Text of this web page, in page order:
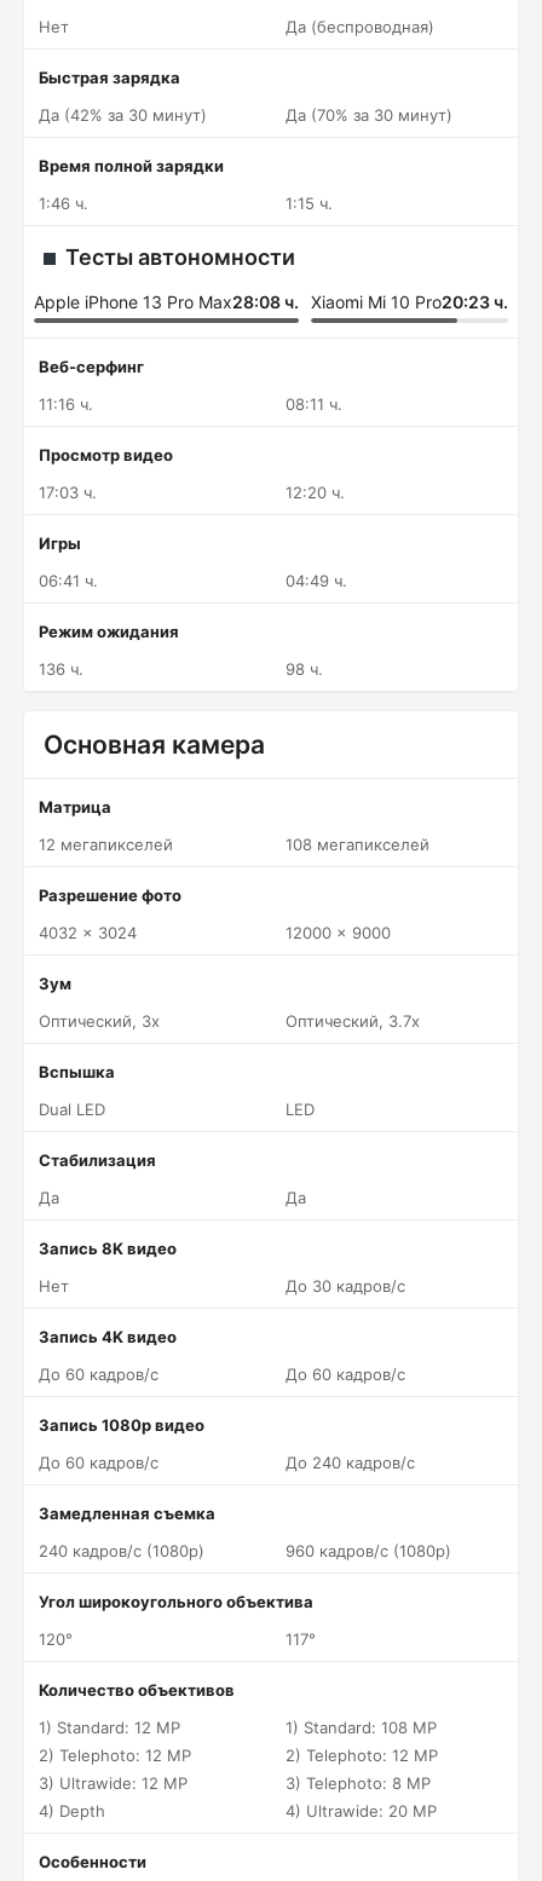
Нет
Да (беспроводная)
Быстрая зарядка
Да (42% за 30 минут)
Да (70% за 30 минут)
Время полной зарядки
1:46 ч.
1:15 ч.
Тесты автономности
Apple iPhone 13 Pro Max28:08 ч. Xiaomi Mi 10 Pro20:23 ч.
Веб-серфинг
11:16 ч.
08:11 ч.
Просмотр видео
17:03 ч.
12:20 ч.
Игры
06:41 ч.
04:49 ч.
Режим ожидания
136 ч.
98 ч.
Основная камера
Матрица
12 мегапикселей
108 мегапикселей
Разрешение фото
4032 x 3024
12000 x 9000
Зум
Оптический, 3x
Оптический, 3.7x
Вспышка
Dual LED
LED
Стабилизация
Да
Да
Запись 8K видео
Нет
До 30 кадров/c
Запись 4K видео
До 60 кадров/c
До 60 кадров/c
Запись 1080p видео
До 60 кадров/c
До 240 кадров/c
Замедленная съемка
240 кадров/c (1080p)
960 кадров/c (1080p)
Угол широкоугольного объектива
120°
117°
Количество объективов
1) Standard: 12 MP
2) Telephoto: 12 MP
3) Ultrawide: 12 MP
4) Depth
1) Standard: 108 MP
2) Telephoto: 12 MP
3) Telephoto: 8 MP
4) Ultrawide: 20 MP
Особенности